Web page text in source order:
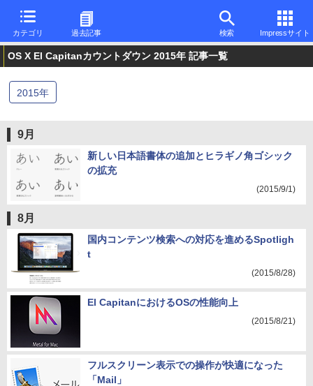
カテゴリ 過去記事 検索 Impressサイト
OS X El Capitanカウントダウン 2015年 記事一覧
2015年
9月
新しい日本語書体の追加とヒラギノ角ゴシック
の拡充
(2015/9/1)
8月
国内コンテンツ検索への対応を進めるSpotligh
t
(2015/8/28)
El CapitanにおけるOSの性能向上
(2015/8/21)
フルスクリーン表示での操作が快適になった
「Mail」